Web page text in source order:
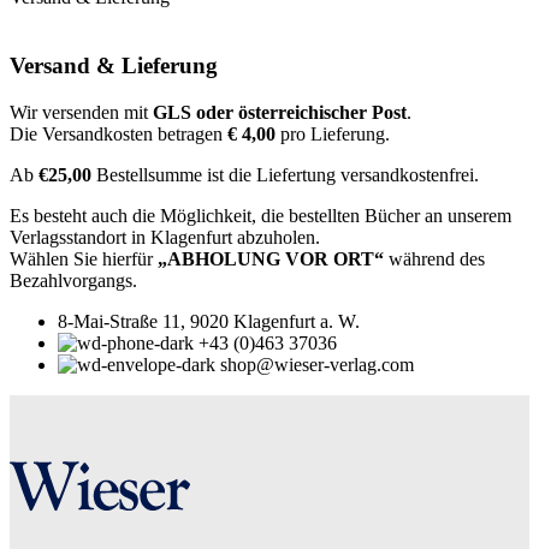
Versand & Lieferung
Wir versenden mit GLS oder österreichischer Post.
Die Versandkosten betragen € 4,00 pro Lieferung.
Ab €25,00 Bestellsumme ist die Liefertung versandkostenfrei.
Es besteht auch die Möglichkeit, die bestellten Bücher an unserem
Verlagsstandort in Klagenfurt abzuholen.
Wählen Sie hierfür „ABHOLUNG VOR ORT“ während des
Bezahlvorgangs.
8-Mai-Straße 11, 9020 Klagenfurt a. W.
+43 (0)463 37036
shop@wieser-verlag.com